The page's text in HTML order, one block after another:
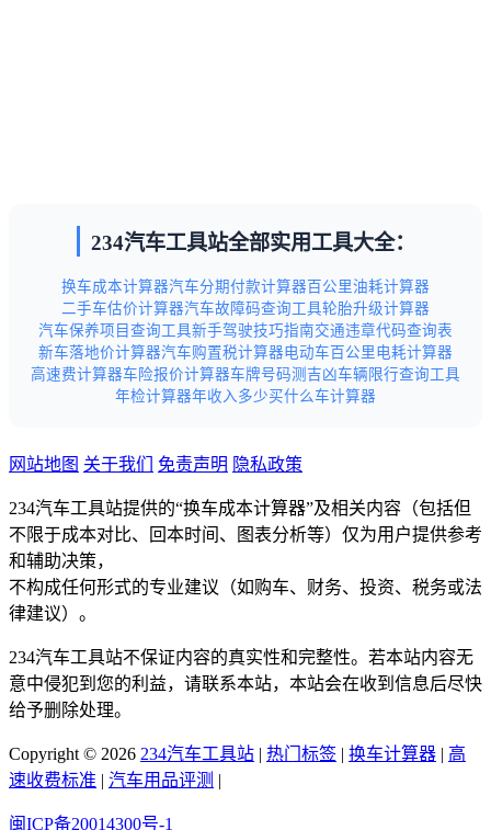
234汽车工具站全部实用工具大全：
换车成本计算器汽车分期付款计算器百公里油耗计算器
二手车估价计算器汽车故障码查询工具轮胎升级计算器
汽车保养项目查询工具新手驾驶技巧指南交通违章代码查询表
新车落地价计算器汽车购置税计算器电动车百公里电耗计算器
高速费计算器车险报价计算器车牌号码测吉凶车辆限行查询工具
年检计算器年收入多少买什么车计算器
网站地图 关于我们 免责声明 隐私政策
234汽车工具站提供的“换车成本计算器”及相关内容（包括但
不限于成本对比、回本时间、图表分析等）仅为用户提供参考
和辅助决策，
不构成任何形式的专业建议（如购车、财务、投资、税务或法
律建议）。
234汽车工具站不保证内容的真实性和完整性。若本站内容无
意中侵犯到您的利益，请联系本站，本站会在收到信息后尽快
给予删除处理。
Copyright © 2026 234汽车工具站 | 热门标签 | 换车计算器 | 高
速收费标准 | 汽车用品评测 |
闽ICP备20014300号-1